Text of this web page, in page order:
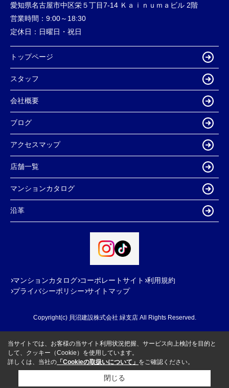
愛知県名古屋市中区栄５丁目7-14 Ｋａｉｎｕｍａビル 2階
営業時間： 9:00～18:30
定休日： 日曜日・祝日
トップページ
スタッフ
会社概要
ブログ
アクセスマップ
店舗一覧
マンションカタログ
沿革
マンションカタログ コーポレートサイト 利用規約
プライバシーポリシー サイトマップ
Copyright(c) 貝沼建設株式会社 緑支店 All Rights Reserved.
当サイトでは、お客様の当サイト利用状況把握、サービス向上検討を目的と
して、クッキー（Cookie）を使用しています。
詳しくは、当社の 「Cookieの取扱いについて」 をご確認ください。
閉じる